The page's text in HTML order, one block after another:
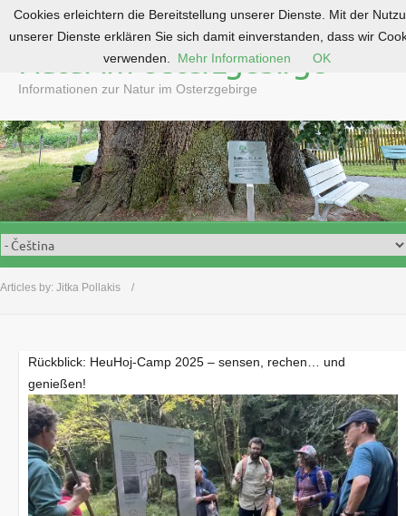
o
c
o
n
t
e
n
Natur im Osterzgebirge
Informationen zur Natur im Osterzgebirge
Articles by: Jitka Pollakis
Rückblick: HeuHoj-Camp 2025 – sensen, rechen… und
genießen!
Cookies erleichtern die Bereitstellung unserer Dienste. Mit der
unserer Dienste erklären Sie sich damit einverstanden, dass wir
verwenden.
Mehr Informationen OK